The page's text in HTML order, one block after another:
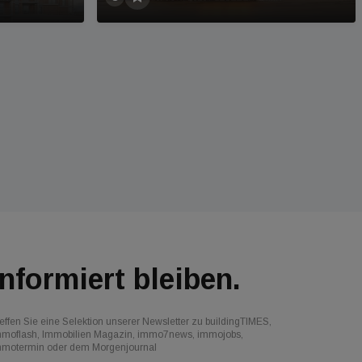
bleiben.
Sie eine Selektion unserer Newsletter zu buildingTIMES,
Immobilien Magazin, immo7news, immojobs,
oder dem Morgenjournal